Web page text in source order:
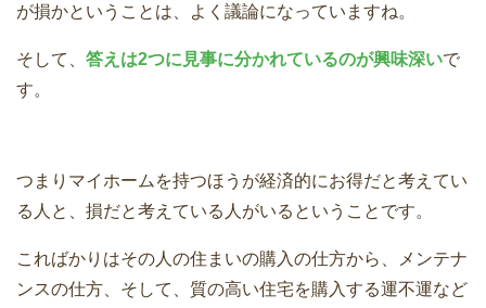
が損かということは、よく議論になっていますね。
そして、 答えは2つに見事に分かれているのが興味深いで
す。
つまりマイホームを持つほうが経済的にお得だと考えてい
る人と、損だと考えている人がいるということです。
こればかりはその人の住まいの購入の仕方から、メンテナ
ンスの仕方、そして、質の高い住宅を購入する運不運など